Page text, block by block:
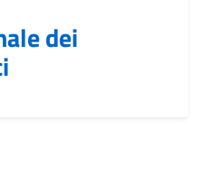
dei